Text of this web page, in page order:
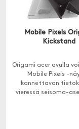
Mobile Pixels
Kickstand
Origami acer avulla
Mobile Pixels -
kannettavan
vieressä seisoma-